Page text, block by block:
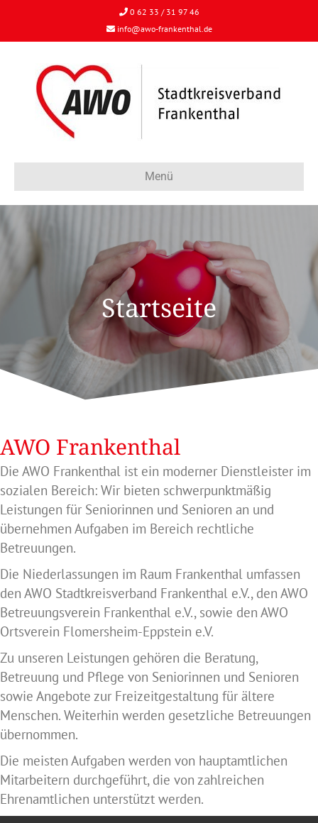
0 62 33 / 31 97 46
info@awo-frankenthal.de
Menü
Startseite
AWO Frankenthal
Die AWO Frankenthal ist ein moderner Dienstleister im
sozialen Bereich: Wir bieten schwerpunktmäßig
Leistungen für Seniorinnen und Senioren an und
übernehmen Aufgaben im Bereich rechtliche
Betreuungen.
Die Niederlassungen im Raum Frankenthal umfassen
den AWO Stadtkreisverband Frankenthal e.V., den AWO
Betreuungsverein Frankenthal e.V., sowie den AWO
Ortsverein Flomersheim-Eppstein e.V.
Zu unseren Leistungen gehören die Beratung,
Betreuung und Pflege von Seniorinnen und Senioren
sowie Angebote zur Freizeitgestaltung für ältere
Menschen. Weiterhin werden gesetzliche Betreuungen
übernommen.
Die meisten Aufgaben werden von hauptamtlichen
Mitarbeitern durchgeführt, die von zahlreichen
Ehrenamtlichen unterstützt werden.